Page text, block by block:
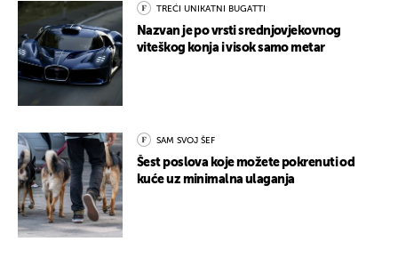
TREĆI UNIKATNI BUGATTI
Nazvan je po vrsti srednjovjekovnog
viteškog konja i visok samo metar
SAM SVOJ ŠEF
Šest poslova koje možete pokrenuti od
kuće uz minimalna ulaganja